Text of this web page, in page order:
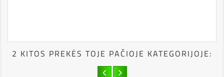
2 KITOS PREKĖS TOJE PAČIOJE KATEGORIJOJE: